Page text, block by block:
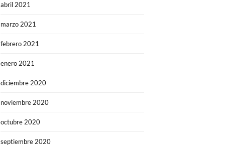
abril 2021
marzo 2021
febrero 2021
enero 2021
diciembre 2020
noviembre 2020
octubre 2020
septiembre 2020